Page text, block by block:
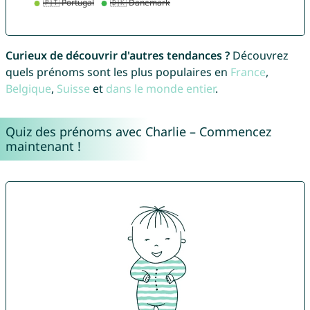
Curieux de découvrir d'autres tendances ?Découvrez
quels prénoms sont les plus populaires en France,
Belgique, Suisse et dans le monde entier.
Quiz des prénoms avec Charlie – Commencez
maintenant !